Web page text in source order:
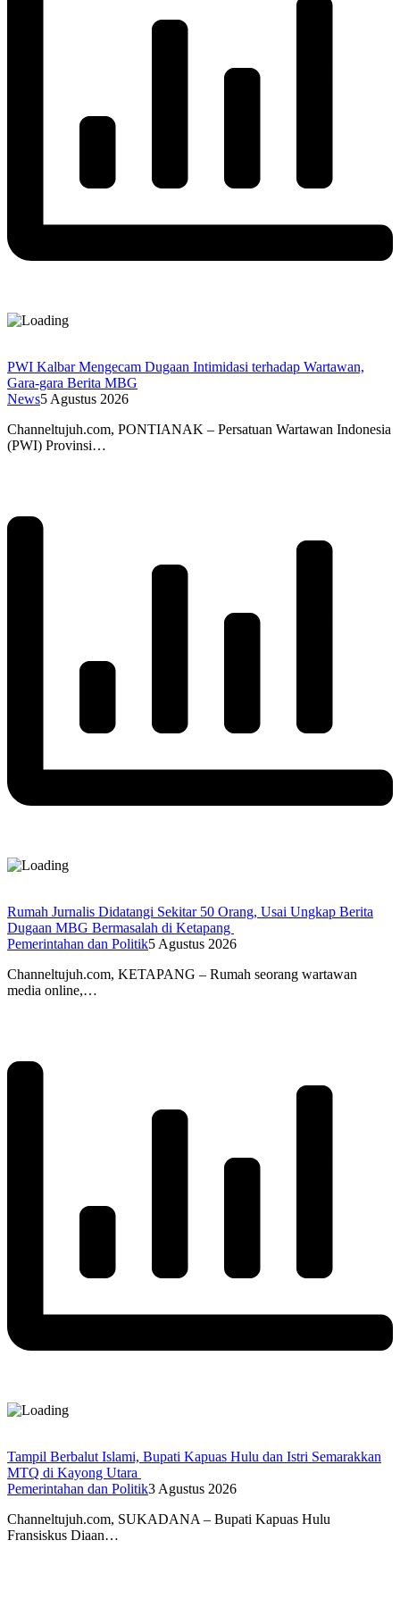
PWI Kalbar Mengecam Dugaan Intimidasi terhadap Wartawan,
Gara-gara Berita MBG
News5 Agustus 2026
Channeltujuh.com, PONTIANAK – Persatuan Wartawan Indonesia
(PWI) Provinsi…
Rumah Jurnalis Didatangi Sekitar 50 Orang, Usai Ungkap Berita
Dugaan MBG Bermasalah di Ketapang
Pemerintahan dan Politik5 Agustus 2026
Channeltujuh.com, KETAPANG – Rumah seorang wartawan
media online,…
Tampil Berbalut Islami, Bupati Kapuas Hulu dan Istri Semarakkan
MTQ di Kayong Utara
Pemerintahan dan Politik3 Agustus 2026
Channeltujuh.com, SUKADANA – Bupati Kapuas Hulu
Fransiskus Diaan…